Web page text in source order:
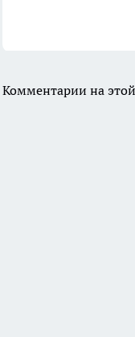
Комментарии на